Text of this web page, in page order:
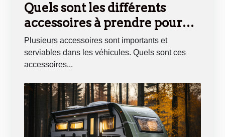
Quels sont les différents
accessoires à prendre pour
son véhicule ?
Plusieurs accessoires sont importants et
serviables dans les véhicules. Quels sont ces
accessoires...